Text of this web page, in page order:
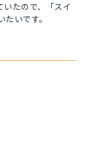
たので、「スイ
いです。